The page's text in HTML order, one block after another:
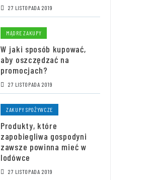
27 LISTOPADA 2019
MĄDRE ZAKUPY
W jaki sposób kupować,
aby oszczędzać na
promocjach?
27 LISTOPADA 2019
ZAKUPY SPOŻYWCZE
Produkty, które
zapobiegliwa gospodyni
zawsze powinna mieć w
lodówce
27 LISTOPADA 2019